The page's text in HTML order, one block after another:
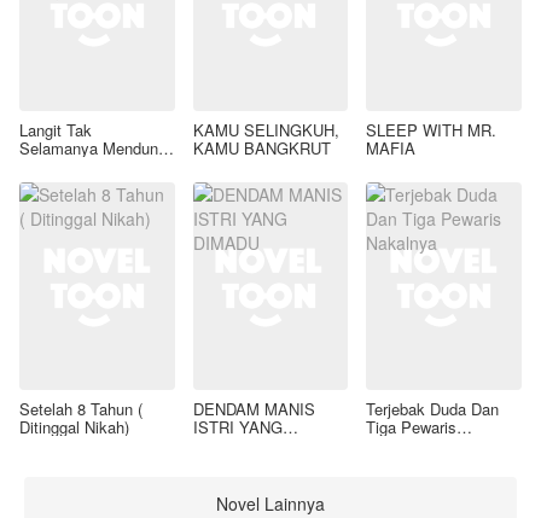
Langit Tak
Selamanya Mendung,
KAMU SELINGKUH,
KAMU BANGKRUT
SLEEP WITH MR.
MAFIA
Setelah 8 Tahun (
Ditinggal Nikah)
DENDAM MANIS
ISTRI YANG
Terjebak Duda Dan
Tiga Pewaris
Novel Lainnya